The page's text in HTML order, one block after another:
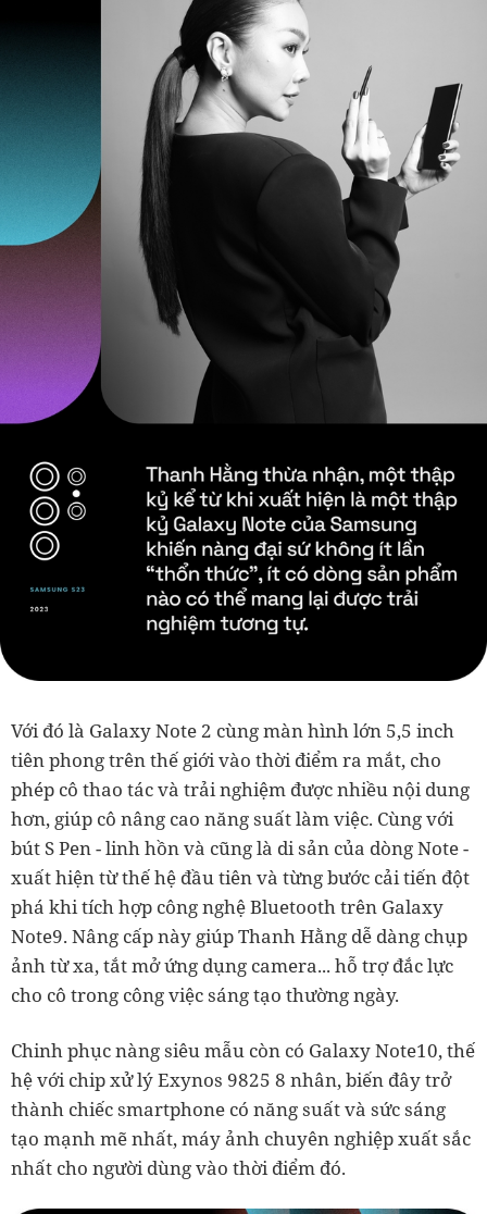
Với đó là Galaxy Note 2 cùng màn hình lớn 5,5 inch
tiên phong trên thế giới vào thời điểm ra mắt, cho
phép cô thao tác và trải nghiệm được nhiều nội dung
hơn, giúp cô nâng cao năng suất làm việc. Cùng với
bút S Pen - linh hồn và cũng là di sản của dòng Note -
xuất hiện từ thế hệ đầu tiên và từng bước cải tiến đột
phá khi tích hợp công nghệ Bluetooth trên Galaxy
Note9. Nâng cấp này giúp Thanh Hằng dễ dàng chụp
ảnh từ xa, tắt mở ứng dụng camera... hỗ trợ đắc lực
cho cô trong công việc sáng tạo thường ngày.
Chinh phục nàng siêu mẫu còn có Galaxy Note10, thế
hệ với chip xử lý Exynos 9825 8 nhân, biến đây trở
thành chiếc smartphone có năng suất và sức sáng
tạo mạnh mẽ nhất, máy ảnh chuyên nghiệp xuất sắc
nhất cho người dùng vào thời điểm đó.